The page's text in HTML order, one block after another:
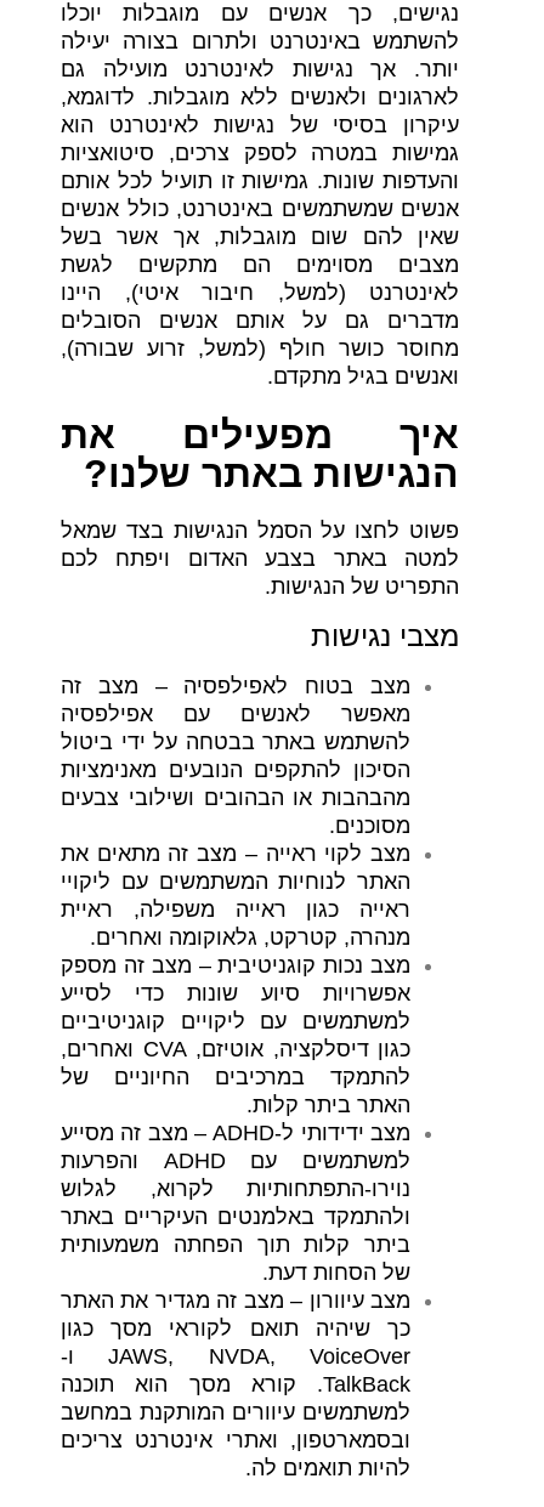
נגישים, כך אנשים עם מוגבלות יוכלו
להשתמש באינטרנט ולתרום בצורה יעילה
יותר. אך נגישות לאינטרנט מועילה גם
לארגונים ולאנשים ללא מוגבלות. לדוגמא,
עיקרון בסיסי של נגישות לאינטרנט הוא
גמישות במטרה לספק צרכים, סיטואציות
והעדפות שונות. גמישות זו תועיל לכל אותם
אנשים שמשתמשים באינטרנט, כולל אנשים
שאין להם שום מוגבלות, אך אשר בשל
מצבים מסוימים הם מתקשים לגשת
לאינטרנט (למשל, חיבור איטי), היינו
מדברים גם על אותם אנשים הסובלים
מחוסר כושר חולף (למשל, זרוע שבורה),
ואנשים בגיל מתקדם.
איך מפעילים את
הנגישות באתר שלנו?
פשוט לחצו על הסמל הנגישותבצד שמאל
למטה באתר בצבע האדום ויפתח לכם
התפריט של הנגישות.
מצבי נגישות
מצב בטוח לאפילפסיה – מצב זה
מאפשר לאנשים עם אפילפסיה
להשתמש באתר בבטחה על ידי ביטול
הסיכון להתקפים הנובעים מאנימציות
מהבהבות או הבהובים ושילובי צבעים
מסוכנים.
מצב לקוי ראייה – מצב זה מתאים את
האתר לנוחיות המשתמשים עם ליקויי
ראייה כגון ראייה משפילה, ראיית
מנהרה, קטרקט, גלאוקומה ואחרים.
מצב נכות קוגניטיבית – מצב זה מספק
אפשרויות סיוע שונות כדי לסייע
למשתמשים עם ליקויים קוגניטיביים
כגון דיסלקציה, אוטיזם, CVA ואחרים,
להתמקד במרכיבים החיוניים של
האתר ביתר קלות.
מצב ידידותי ל-ADHD –
מצב זה מסייע
למשתמשים עם ADHD והפרעות
נוירו-התפתחותיות לקרוא, לגלוש
ולהתמקד באלמנטים העיקריים באתר
ביתר קלות תוך הפחתה משמעותית
של הסחות דעת.
מצב עיוורון –מצב זה מגדיר את האתר
כך שיהיה תואם לקוראי מסך כגון
JAWS, NVDA, VoiceOver ו-
TalkBack. קורא מסך הוא תוכנה
למשתמשים עיוורים המותקנת במחשב
ובסמארטפון, ואתרי אינטרנט צריכים
להיות תואמים לה.